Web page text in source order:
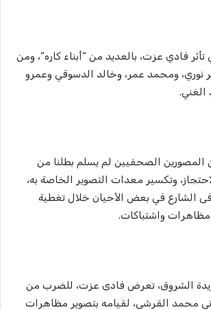
فادي عزت، بالعديد من “أبناء كاره”، ومن
نوري، ومحمد عمر، وخالد الدسوقي وعمرو
الغني.
الصحفيين لم يسلم بطلنا من
وتكسير معدات التصوير الخاصة به،
الشارع في بعض الأحيان خلال تغطية
واشتباكات.
الشروق، تعرض فادى عزت، للضرب من
محمد القرشى، لقيامه بتصوير مظاهرات